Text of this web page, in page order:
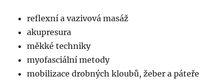
reflexní a vazivová masáž
akupresura
měkké techniky
myofasciální metody
mobilizace drobných kloubů, žeber a páteře